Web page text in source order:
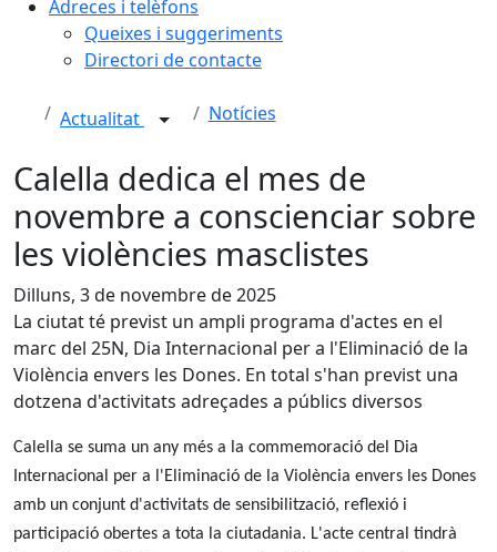
Adreces i telèfons
Queixes i suggeriments
Directori de contacte
Actualitat Notícies
Calella dedica el mes de
novembre a conscienciar sobre
les violències masclistes
Dilluns, 3 de novembre de 2025
La ciutat té previst un ampli programa d'actes en el
marc del 25N, Dia Internacional per a l'Eliminació de la
Violència envers les Dones. En total s'han previst una
dotzena d'activitats adreçades a públics diversos
Calella se suma un any més a la commemoració del Dia
Internacional per a l'Eliminació de la Violència envers les Dones
amb un conjunt d'activitats de sensibilització, reflexió i
participació obertes a tota la ciutadania. L'acte central tindrà